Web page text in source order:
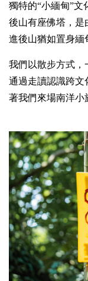
獨特的“小緬甸”
後山有座佛塔，是
進後山猶如置身緬
我們以散步方式，
通過走讀認識跨文
著我們來場南洋小